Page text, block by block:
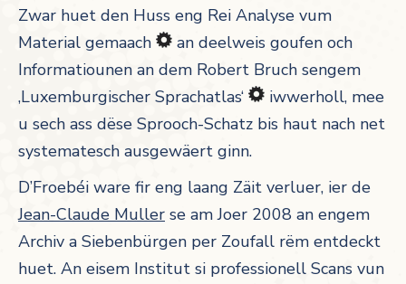
Zwar huet den Huss eng Rei Analyse vum
Material gemaach
an deelweis goufen och
Informatiounen an dem Robert Bruch sengem
‚Luxemburgischer Sprachatlas‘
iwwerholl, mee
u sech ass dëse Sprooch-Schatz bis haut nach net
systematesch ausgewäert ginn.
D’Froebéi ware fir eng laang Zäit verluer, ier de
Jean-Claude Muller se am Joer 2008 an engem
Archiv a Siebenbürgen per Zoufall rëm entdeckt
huet. An eisem Institut si professionell Scans vun